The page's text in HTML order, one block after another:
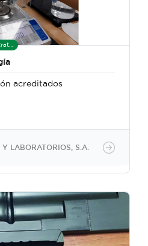
acreditados
LABORATORIOS, S.A.